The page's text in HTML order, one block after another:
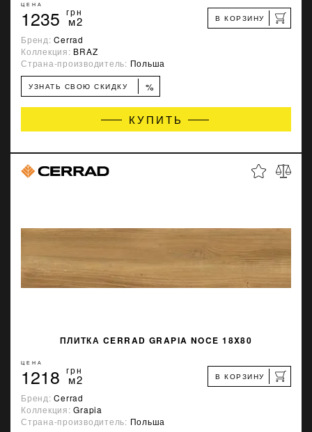
ЦЕНА
1235 грн
м2 В КОРЗИНУ
Бренд:Cerrad
Коллекция: BRAZ
Страна-производитель: Польша
УЗНАТЬ СВОЮ СКИДКУ %
КУПИТЬ
ПЛИТКА CERRAD GRAPIA NOCE 18X80
ЦЕНА
1218 грн
м2 В КОРЗИНУ
Бренд:Cerrad
Коллекция:Grapia
Страна-производитель: Польша